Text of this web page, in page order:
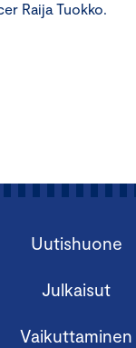
Raija Tuokko.
Uutishuone
Julkaisut
Vaikuttaminen